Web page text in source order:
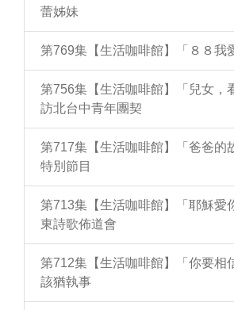
蕾姊妹
第769集【生活咖啡館】「８８我
第756集【生活咖啡館】「兒女，
訪北台中青年團契
第717集【生活咖啡館】「爸爸的
特別節目
第713集【生活咖啡館】「耶穌愛
東詩歌佈道會
第712集【生活咖啡館】「你要相
該猶執事